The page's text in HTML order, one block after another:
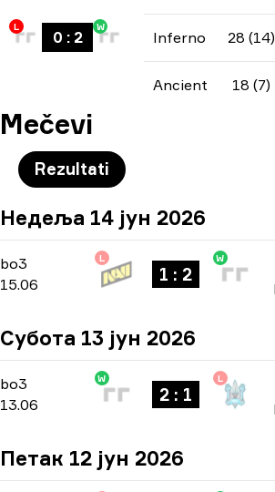
L
0 : 2
W
Inferno 28 (14)
Ancient 18 (7)
Mečevi
Rezultati
Недеља 14 јун 2026
bo3
bo3
15.06
L
1 : 2
W
Субота 13 јун 2026
bo3
bo3
13.06
W
2 : 1
L
Петак 12 јун 2026